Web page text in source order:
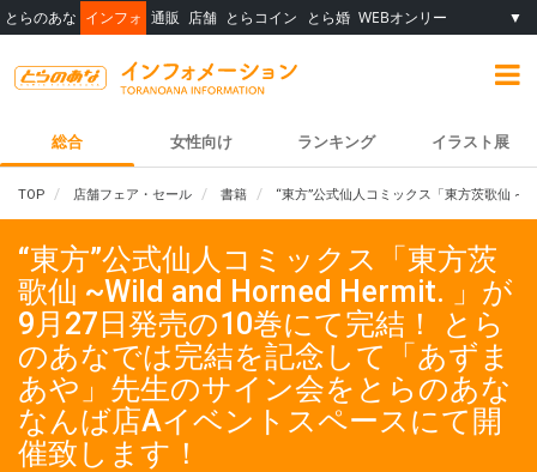
とらのあな インフォ 通販 店舗 とらコイン とら婚 WEBオンリー ▼
総合 女性向け ランキング イラスト展
TOP 店舗フェア・セール 書籍 “東方”公式仙人コミックス「東方茨歌仙
“東方”公式仙人コミックス「東方茨
歌仙 ~Wild and Horned Hermit. 」が
9月27日発売の10巻にて完結！ とら
のあなでは完結を記念して「あずま
あや」先生のサイン会をとらのあな
なんば店Aイベントスペースにて開
催致します！